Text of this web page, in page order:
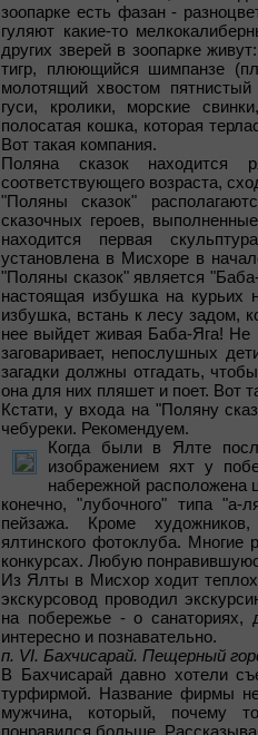
зоопарке есть фазан -
гуляют какие-то
других зверей в зоопарке
тигр, плюющийся шимпанзе
молотящий хвостом
гуси, кролики, морские
полосатая кошка, которая
Вот такая компания.
Поляна сказок
соответствующего возраста,
"Поляны сказок"
сказочных героев,
находится первая
установлена в Мисхоре в
"Поляны сказок" является
настоящая избушка на курьих
избушка, встань к лесу задом,
нее выйдет живая Баба-Яга! Не
заговаривает, непослушных
загадки должны отгадать,
она для них пляшет и поет. Вот
Кстати, у входа на "Поляну
чебуреки. Рекомендуем.
Когда были в Ялте
изображением яхт у
набережной расположена
конечно, "лубочного" типа
пейзажа. Кроме
ялтинского фотоклуба.
конкурсах. Любую
Из Ялты в Мисхор ходит
экскурсовод проводил
на побережье - о санаториях,
интересно и познавательно.
п. VI. Бахчисарай. Пещерный
В Бахчисарай давно хотели
турфирмой. Название фирмы
мужчина, который, почему